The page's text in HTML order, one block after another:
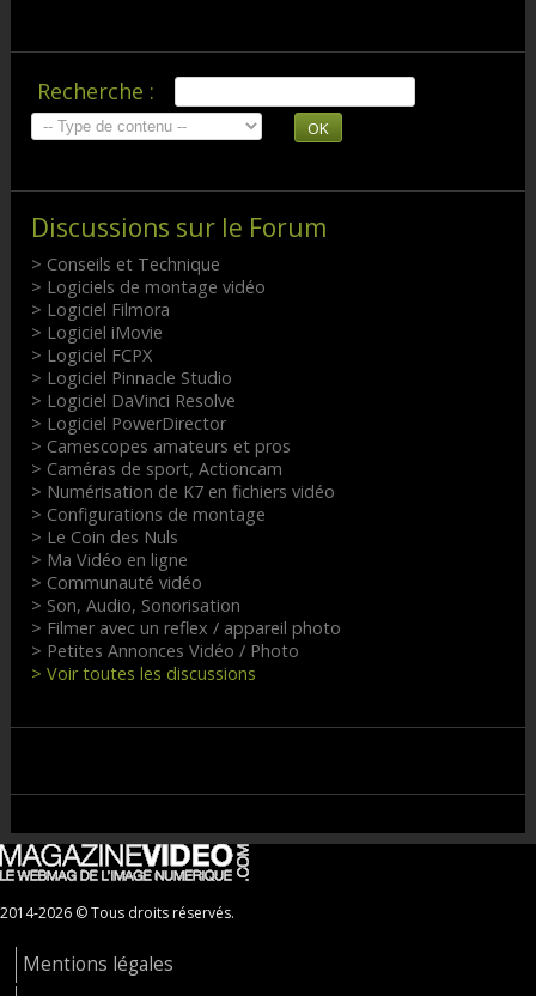
Recherche :
OK
Discussions sur le Forum
> Conseils et Technique
> Logiciels de montage vidéo
> Logiciel Filmora
> Logiciel iMovie
> Logiciel FCPX
> Logiciel Pinnacle Studio
> Logiciel DaVinci Resolve
> Logiciel PowerDirector
> Camescopes amateurs et pros
> Caméras de sport, Actioncam
> Numérisation de K7 en fichiers vidéo
> Configurations de montage
> Le Coin des Nuls
> Ma Vidéo en ligne
> Communauté vidéo
> Son, Audio, Sonorisation
> Filmer avec un reflex / appareil photo
> Petites Annonces Vidéo / Photo
> Voir toutes les discussions
2014-2026 © Tous droits réservés.
Mentions légales